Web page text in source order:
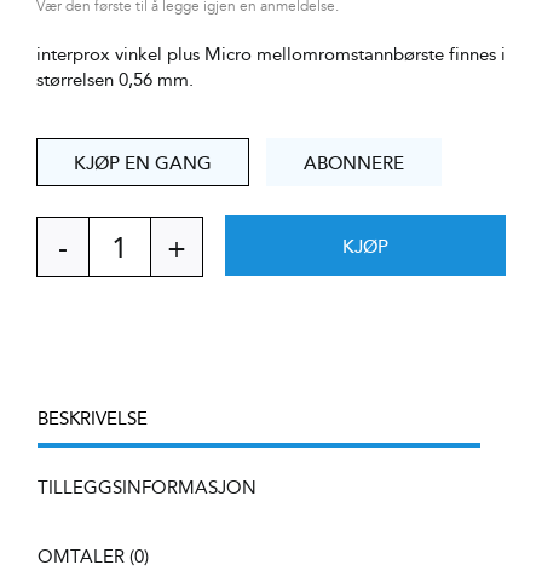
Vær den første til å legge igjen en anmeldelse.
interprox vinkel plus Micro mellomromstannbørste finnes i
størrelsen 0,56 mm.
KJØP EN GANG ABONNERE
Interprox
plus
KJØP
BESKRIVELSE
TILLEGGSINFORMASJON
OMTALER (0)